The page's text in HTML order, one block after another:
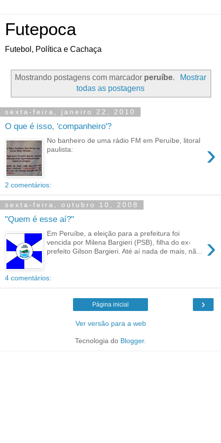
Futepoca
Futebol, Política e Cachaça
Mostrando postagens com marcador peruíbe.
Mostrar
todas as postagens
sexta-feira, janeiro 22, 2010
O que é isso, 'companheiro'?
›
No banheiro de uma rádio FM em Peruíbe, litoral
paulista:
2 comentários:
sexta-feira, outubro 10, 2008
"Quem é esse aí?"
›
Em Peruíbe, a eleição para a prefeitura foi
vencida por Milena Bargieri (PSB), filha do ex-
prefeito Gilson Bargieri. Até aí nada de mais, nã...
4 comentários:
›
Página inicial
Ver versão para a web
Tecnologia do Blogger.